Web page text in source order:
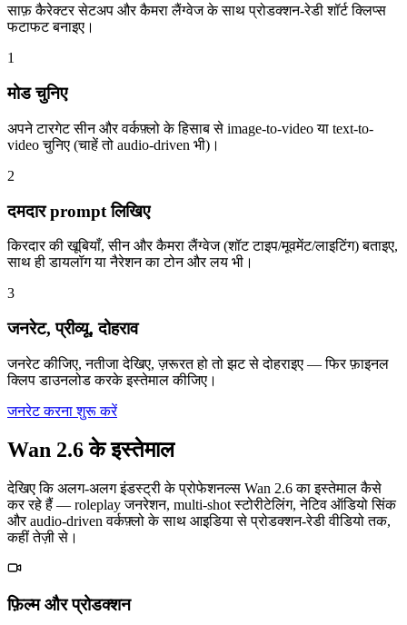
साफ़ कैरेक्टर सेटअप और कैमरा लैंग्वेज के साथ प्रोडक्शन-रेडी शॉर्ट क्लिप्स
फटाफट बनाइए।
1
मोड चुनिए
अपने टारगेट सीन और वर्कफ़्लो के हिसाब से image-to-video या text-to-
video चुनिए (चाहें तो audio-driven भी)।
2
दमदार prompt लिखिए
किरदार की खूबियाँ, सीन और कैमरा लैंग्वेज (शॉट टाइप/मूवमेंट/लाइटिंग) बताइए,
साथ ही डायलॉग या नैरेशन का टोन और लय भी।
3
जनरेट, प्रीव्यू, दोहराव
जनरेट कीजिए, नतीजा देखिए, ज़रूरत हो तो झट से दोहराइए — फिर फ़ाइनल
क्लिप डाउनलोड करके इस्तेमाल कीजिए।
जनरेट करना शुरू करें
Wan 2.6 के इस्तेमाल
देखिए कि अलग-अलग इंडस्ट्री के प्रोफेशनल्स Wan 2.6 का इस्तेमाल कैसे
कर रहे हैं — roleplay जनरेशन, multi-shot स्टोरीटेलिंग, नेटिव ऑडियो सिंक
और audio-driven वर्कफ़्लो के साथ आइडिया से प्रोडक्शन-रेडी वीडियो तक,
कहीं तेज़ी से।
फ़िल्म और प्रोडक्शन